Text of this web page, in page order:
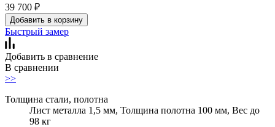
39 700 ₽
Добавить в корзину
Быстрый замер
Добавить в сравнение
В сравнении
>>
Толщина стали, полотна
Лист металла 1,5 мм, Толщина полотна 100 мм, Вес до
98 кг